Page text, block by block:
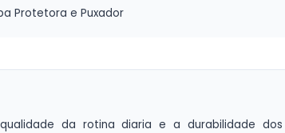
Protetora e Puxador
da rotina diaria e a durabilidade dos